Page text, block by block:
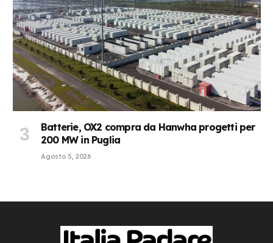
Batterie, OX2 compra da Hanwha progetti per
200 MW in Puglia
Agosto 5, 2026